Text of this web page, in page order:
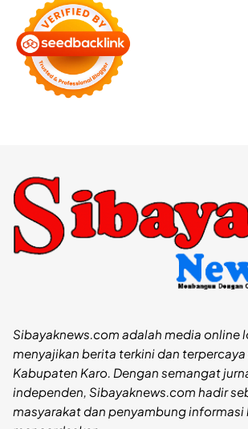
Sibayaknews.com adalah media online
menyajikan berita terkini dan
Kabupaten Karo. Dengan semangat
independen, Sibayaknews.com hadir
masyarakat dan penyambung informasi